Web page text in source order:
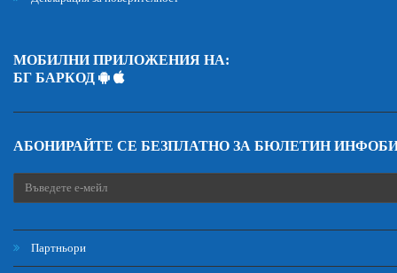
МОБИЛНИ ПРИЛОЖЕНИЯ НА:
БГ БАРКОД
АБОНИРАЙТЕ СЕ БЕЗПЛАТНО ЗА БЮЛЕТИН
Партньори